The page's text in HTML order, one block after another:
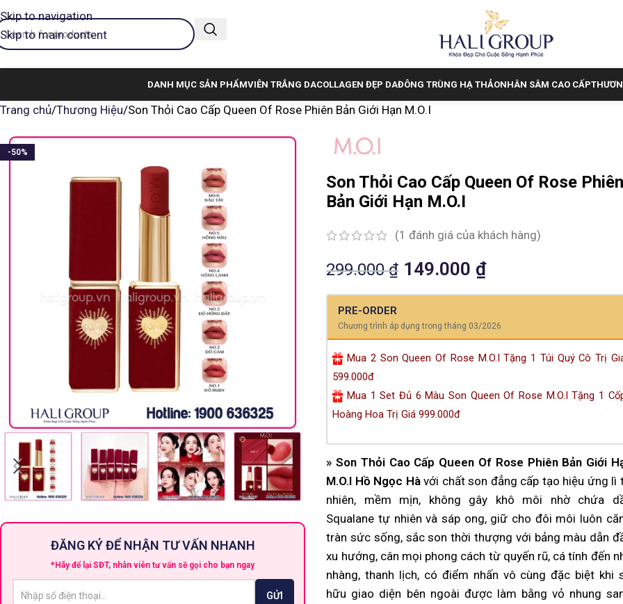
Skip to navigation
Skip to main content
DANH MỤC SẢN PHẨMVIÊN TRẮNG DACOLLAGEN ĐẸP DAĐÔNG TRÙNG HẠ THẢONHÂN SÂM CAO CẤP
Trang chủ Thương Hiệu Son Thỏi Cao Cấp Queen Of Rose Phiên Bản Giới Hạn M.O.I
-50%
ĐĂNG KÝ ĐỂ NHẬN TƯ VẤN NHANH
*Hãy để lại SĐT, nhân viên tư vấn sẽ gọi cho bạn ngay
Son Thỏi Cao Cấp Queen Of Rose Phiên
Bản Giới Hạn M.O.I
(1 đánh giá của khách hàng)
299.000₫ 149.000 ₫
PRE-ORDER
Chương trình áp dụng trong tháng 03/2026
Mua 2 Son Queen Of Rose M.O.I Tặng 1 Túi Quý Cô Trị
599.000đ
Mua 1 Set Đủ 6 Màu Son Queen Of Rose M.O.I Tặng 1
Hoàng Hoa Trị Giá 999.000đ
» Son Thỏi Cao Cấp Queen Of Rose Phiên Bản Giới
M.O.I Hồ Ngọc Hàvới chất son đẳng cấp tạo hiệu ứng lì
nhiên, mềm mịn, không gây khô môi nhờ chứa
Squalane tự nhiên và sáp ong, giữ cho đôi môi luôn
tràn sức sống, sắc son thời thượng với bảng màu dẫn
xu hướng, cân mọi phong cách từ quyến rũ, cá tính đến
nhàng, thanh lịch, có điểm nhấn vô cùng đặc biệt khi
hữu giao diện bên ngoài được làm bằng vỏ nhung